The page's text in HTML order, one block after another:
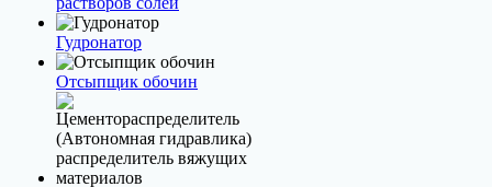
Гудронатор
Отсыпщик обочин